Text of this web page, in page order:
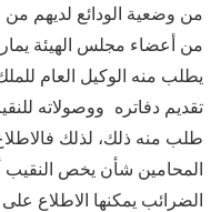
من وضعية الودائع لديهم
من أعضاء مجلس الهيئة
يطلب منه الوكيل العام
تقديم دفاتره ووصولاته
طلب منه ذلك، لذلك
المحامين شأن يخص النقيب أو
الضرائب يمكنها الاطلاع